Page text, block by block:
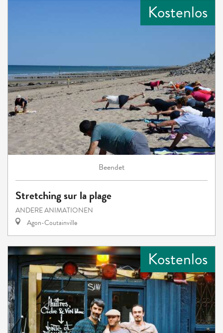
Kostenlos
Beendet
Stretching sur la plage
ANDERE ANIMATIONEN
Agon-Coutainville
Kostenlos